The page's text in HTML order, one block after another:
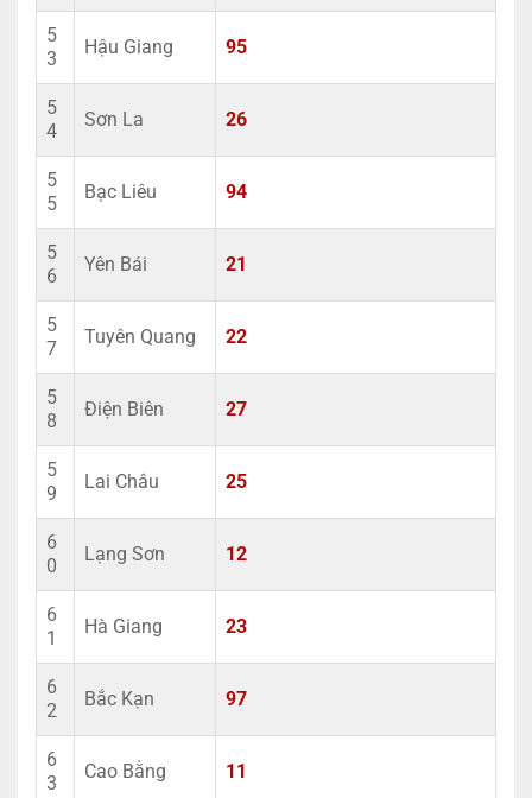
5
3
Hậu Giang 95
5
4
Sơn La 26
5
5
Bạc Liêu 94
5
6
Yên Bái 21
5
7
Tuyên Quang 22
5
8
Điện Biên 27
5
9
Lai Châu 25
6
0
Lạng Sơn 12
6
1
Hà Giang 23
6
2
Bắc Kạn 97
6
3
Cao Bằng 11